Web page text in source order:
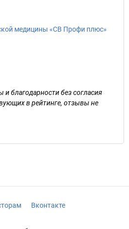
медицины «СВ Профи плюс»
благодарности без согласия
в рейтинге, отзывы не
Вконтакте